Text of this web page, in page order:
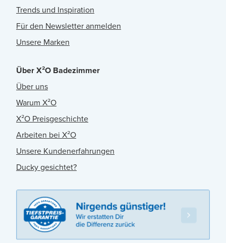
Trends und Inspiration
Für den Newsletter anmelden
Unsere Marken
Über X²O Badezimmer
Über uns
Warum X²O
X²O Preisgeschichte
Arbeiten bei X²O
Unsere Kundenerfahrungen
Ducky gesichtet?